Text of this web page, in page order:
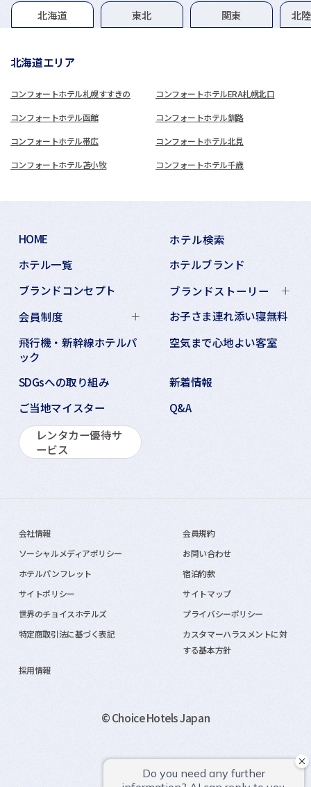
グループホテル一覧
北海道 東北 関東 北
北海道エリア
コンフォートホテル札幌すすきの コンフォートホテルERA札幌北口
コンフォートホテル函館 コンフォートホテル釧路
コンフォートホテル帯広 コンフォートホテル北見
コンフォートホテル苫小牧 コンフォートホテル千歳
HOME
ホテル検索
ホテル一覧
ホテルブランド
ブランドコンセプト
ブランドストーリー
会員制度
お子さま連れ添い寝無料
飛行機・新幹線ホテルパ
ック
空気まで心地よい客室
SDGsへの取り組み
新着情報
ご当地マイスター
Q&A
レンタカー優待サ
ービス
会社情報
会員規約
ソーシャルメディアポリシー
お問い合わせ
ホテルパンフレット
宿泊約款
サイトポリシー
サイトマップ
世界のチョイスホテルズ
プライバシーポリシー
特定商取引法に基づく表記
カスタマーハラスメントに対
する基本方針
採用情報
© Choice Hotels Japan